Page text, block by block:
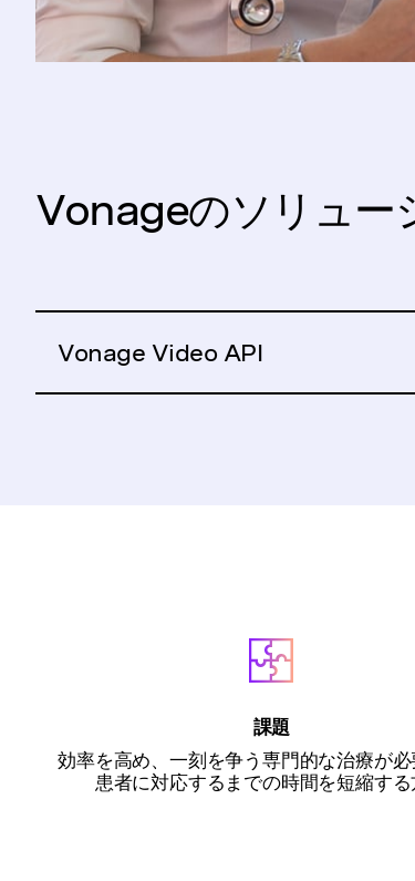
Vonageのソリュー
Vonage Video API
課題
効率を高め、一刻を争う専門的な治療が
患者に対応するまでの時間を短縮す